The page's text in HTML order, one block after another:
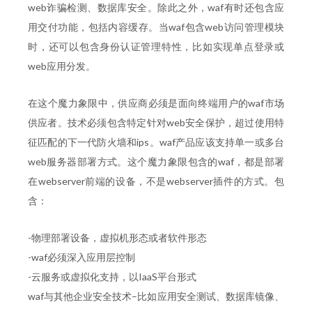
web诈骗检测、数据库安全。除此之外，waf有时还包含应
用交付功能，包括内容缓存。当waf包含web访问管理模块
时，还可以包含身份认证管理特性，比如实现单点登录或
web应用分发。
在这个魔力象限中，供应商必须是面向终端用户的waf市场
供应者。技术必须包含特定针对web安全保护，超过使用特
征匹配的下一代防火墙和ips。waf产品应该支持单一或多台
web服务器部署方式。这个魔力象限包含的waf，都是部署
在webserver前端的设备，不是webserver插件的方式。包
含：
-物理部署设备，虚拟机形态或者软件形态
-waf必须深入应用层控制
-云服务或虚拟化支持，以IaaS平台形式
waf与其他企业安全技术–比如应用安全测试、数据库镜像、